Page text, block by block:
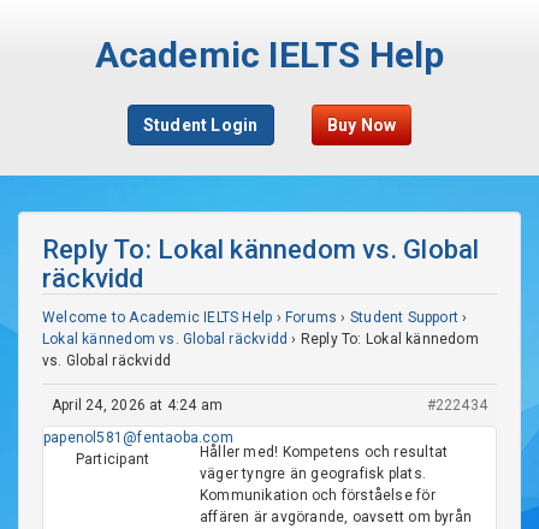
Academic IELTS Help
Student Login Buy Now
Reply To: Lokal kännedom vs. Global
räckvidd
Welcome to Academic IELTS Help › Forums › Student Support ›
Lokal kännedom vs. Global räckvidd › Reply To: Lokal kännedom
vs. Global räckvidd
April 24, 2026 at 4:24 am
#222434
papenol581@fentaoba.com
Participant
Håller med! Kompetens och resultat
väger tyngre än geografisk plats.
Kommunikation och förståelse för
affären är avgörande, oavsett om byrån